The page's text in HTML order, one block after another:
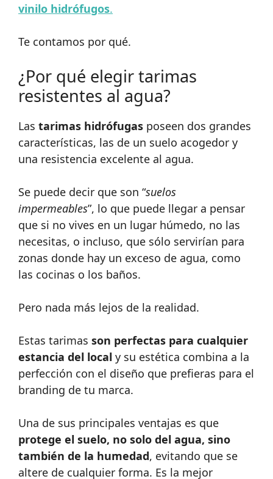
vinilo hidrófugos.
Te contamos por qué.
¿Por qué elegir tarimas
resistentes al agua?
Las tarimas hidrófugas poseen dos grandes
características, las de un suelo acogedor y
una resistencia excelente al agua.
Se puede decir que son “suelos
impermeables”, lo que puede llegar a pensar
que si no vives en un lugar húmedo, no las
necesitas, o incluso, que sólo servirían para
zonas donde hay un exceso de agua, como
las cocinas o los baños.
Pero nada más lejos de la realidad.
Estas tarimas son perfectas para cualquier
estancia del local y su estética combina a la
perfección con el diseño que prefieras para el
branding de tu marca.
Una de sus principales ventajas es que
protege el suelo, no solo del agua, sino
también de la humedad, evitando que se
altere de cualquier forma. Es la mejor